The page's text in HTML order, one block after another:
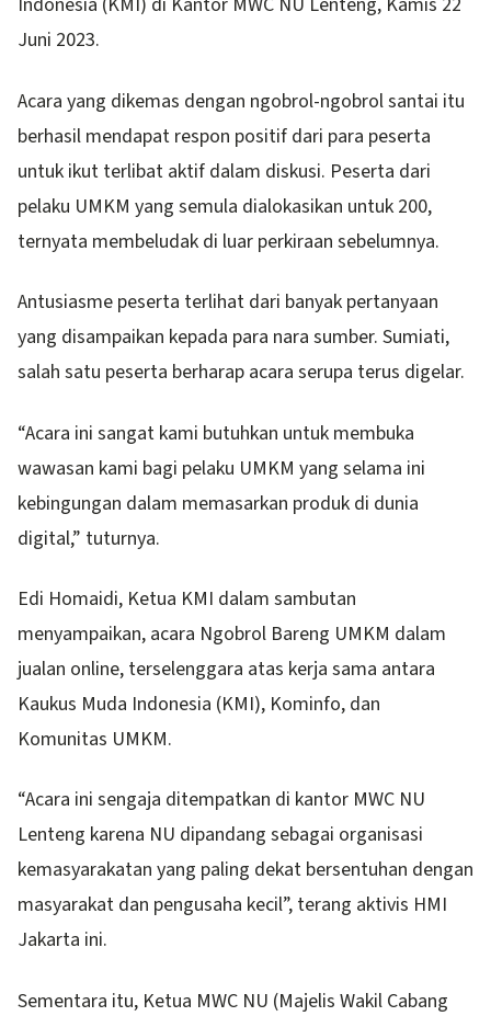
Juni 2023.
Acara yang dikemas dengan ngobrol-ngobrol santai itu
berhasil mendapat respon positif dari para peserta
untuk ikut terlibat aktif dalam diskusi. Peserta dari
pelaku UMKM yang semula dialokasikan untuk 200,
ternyata membeludak di luar perkiraan sebelumnya.
Antusiasme peserta terlihat dari banyak pertanyaan
yang disampaikan kepada para nara sumber. Sumiati,
salah satu peserta berharap acara serupa terus digelar.
“Acara ini sangat kami butuhkan untuk membuka
wawasan kami bagi pelaku UMKM yang selama ini
kebingungan dalam memasarkan produk di dunia
digital,” tuturnya.
Edi Homaidi, Ketua KMI dalam sambutan
menyampaikan, acara Ngobrol Bareng UMKM dalam
jualan online, terselenggara atas kerja sama antara
Kaukus Muda Indonesia (KMI), Kominfo, dan
Komunitas UMKM.
“Acara ini sengaja ditempatkan di kantor MWC NU
Lenteng karena NU dipandang sebagai organisasi
kemasyarakatan yang paling dekat bersentuhan dengan
masyarakat dan pengusaha kecil”, terang aktivis HMI
Jakarta ini.
Sementara itu, Ketua MWC NU (Majelis Wakil Cabang